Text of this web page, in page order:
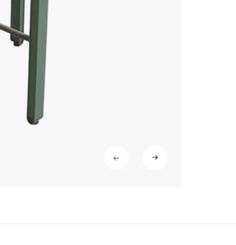
American Express, Paypal, 3/4 x sans
immédiat